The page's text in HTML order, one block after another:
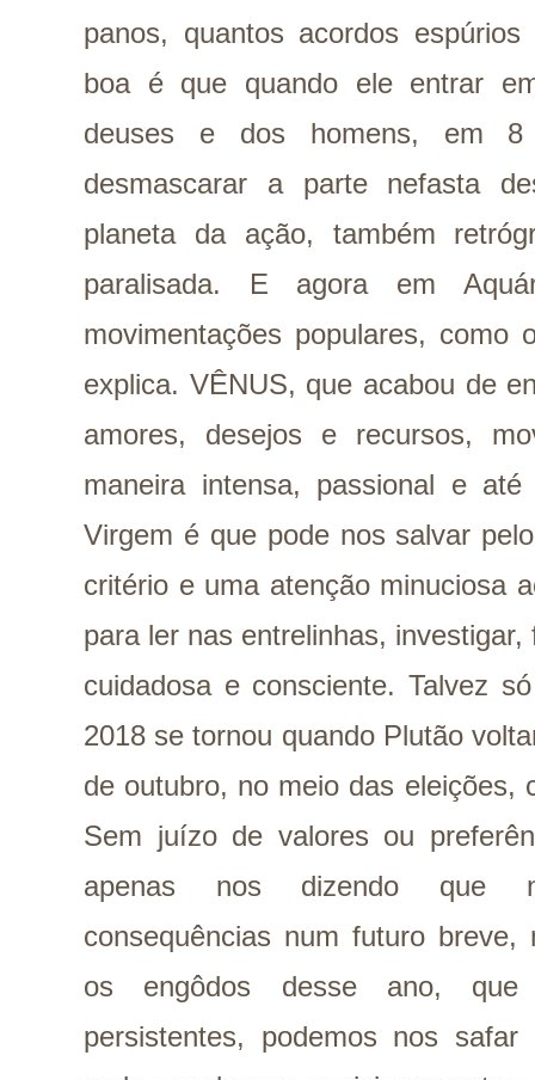
panos, quantos acordos
boa é que quando ele entrar
deuses e dos homens, em
desmascarar a parte nefasta
planeta da ação, também
paralisada. E agora em
movimentações populares, como
explica. VÊNUS, que acabou de
amores, desejos e recursos,
maneira intensa, passional e
Virgem é que pode nos salvar
critério e uma atenção minuciosa
para ler nas entrelinhas,
cuidadosa e consciente. Talvez
2018 se tornou quando Plutão
de outubro, no meio das eleições,
Sem juízo de valores ou
apenas nos dizendo que
consequências num futuro
os engôdos desse ano, que
persistentes, podemos nos